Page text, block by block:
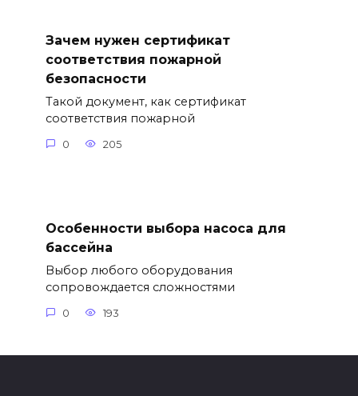
Зачем нужен сертификат
соответствия пожарной
безопасности
Такой документ, как сертификат
соответствия пожарной
0 205
Особенности выбора насоса для
бассейна
Выбор любого оборудования
сопровождается сложностями
0 193